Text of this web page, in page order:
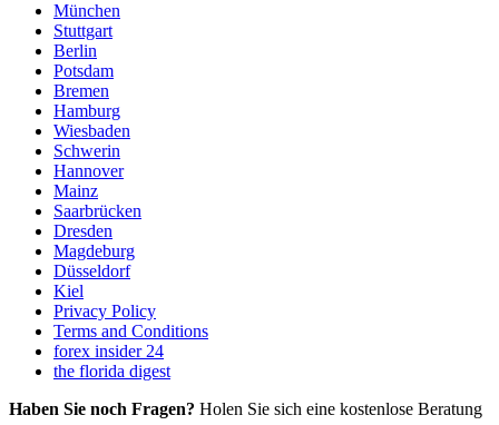
München
Stuttgart
Berlin
Potsdam
Bremen
Hamburg
Wiesbaden
Schwerin
Hannover
Mainz
Saarbrücken
Dresden
Magdeburg
Düsseldorf
Kiel
Privacy Policy
Terms and Conditions
forex insider 24
the florida digest
Haben Sie noch Fragen? Holen Sie sich eine kostenlose Beratung